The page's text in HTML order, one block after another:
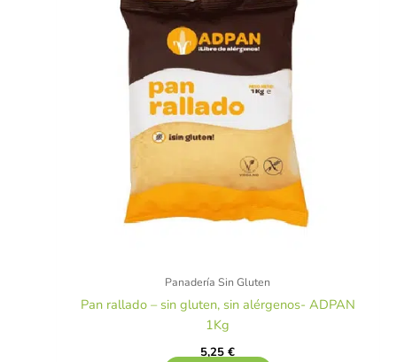
Panadería Sin Gluten
Pan rallado – sin gluten, sin alérgenos- ADPAN
1Kg
5,25€